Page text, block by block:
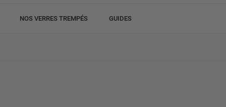
NOS VERRES TREMPÉS GUIDES